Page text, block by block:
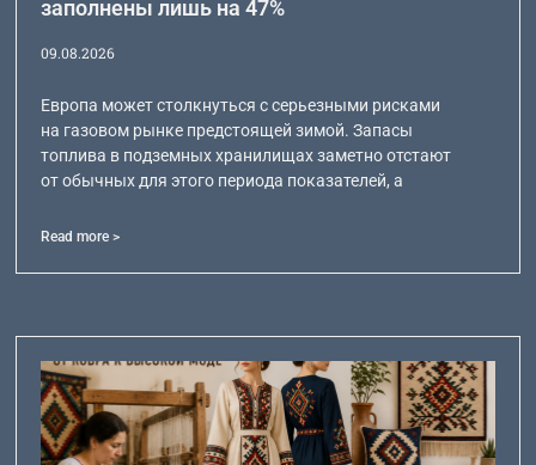
заполнены лишь на 47%
09.08.2026
Европа может столкнуться с серьезными рисками
на газовом рынке предстоящей зимой. Запасы
топлива в подземных хранилищах заметно отстают
от обычных для этого периода показателей, а
Read more >